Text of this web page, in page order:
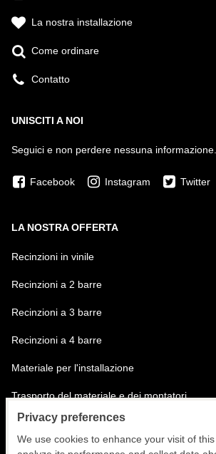
La nostra installazione
Come ordinare
Contatto
UNISCITI A NOI
Seguici e non perdere nessuna informazione.
Facebook Instagram Twitter
LA NOSTRA OFFERTA
Recinzioni in vinile
Recinzioni a 2 barre
Recinzioni a 3 barre
Recinzioni a 4 barre
Materiale per l'installazione
Trasporto del materiale e dei montatori
Installazione delle recinzioni
Privacy preferences
We use cookies to enhance your visit of this